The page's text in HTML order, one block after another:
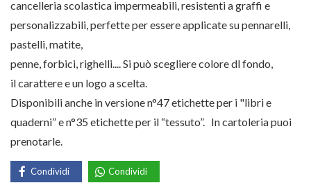
cancelleria scolastica impermeabili, resistenti a graffi e
personalizzabili, perfette per essere applicate su pennarelli,
pastelli, matite,
penne, forbici, righelli.... Si può scegliere colore dl fondo,
il carattere e un logo a scelta.
Disponibili anche in versione n°47 etichette per i "libri e
quaderni” e n°35 etichette per il “tessuto”. In cartoleria puoi
prenotarle.
Condividi Condividi